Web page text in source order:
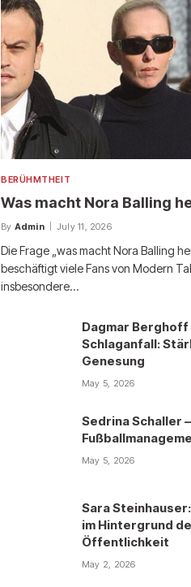
BERÜHMTHEIT
Was macht Nora Balling
By Admin July 11, 2026
Die Frage „was macht Nora Balling
beschäftigt viele Fans von Modern
insbesondere…
Dagmar Berghoff
Schlaganfall:
Genesung
May 5, 2026
Sedrina Schaller
May 5, 2026
Sara
im Hintergrund
Öffentlichkeit
May 2, 2026